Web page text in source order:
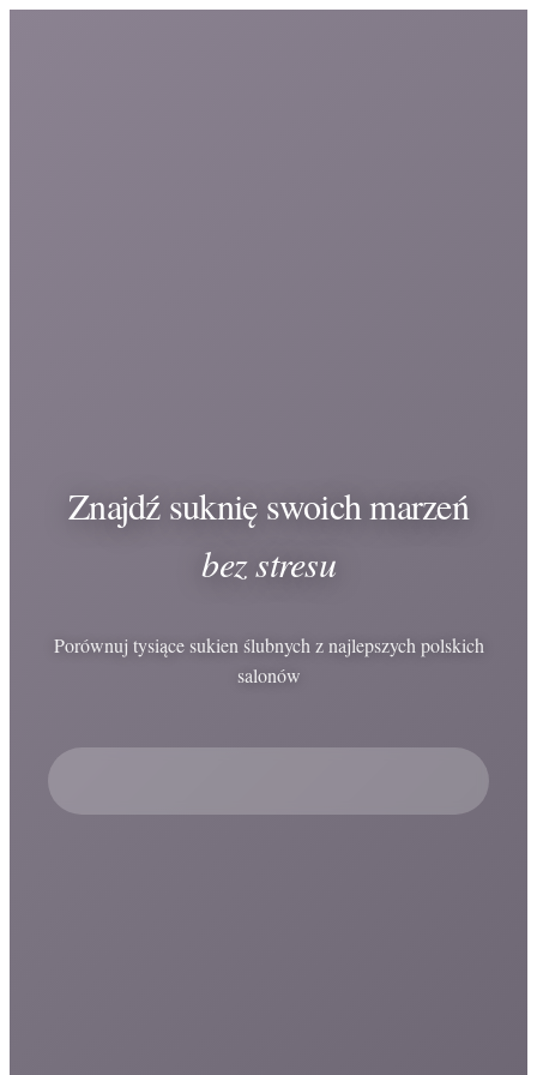
Znajdź suknię swoich marzeń
bez stresu
Porównuj tysiące sukien ślubnych z najlepszych polskich
salonów